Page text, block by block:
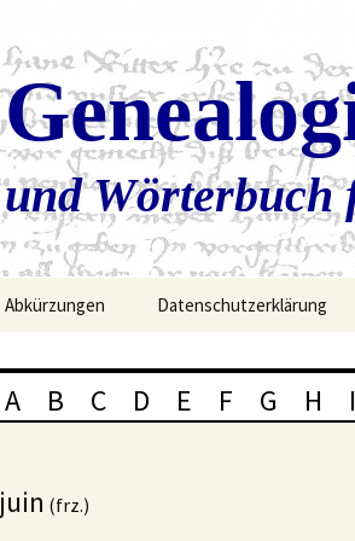
und Wörterbuch
Abkürzungen Datenschutzerklärung
A B C D E F G H I
juin (frz.)